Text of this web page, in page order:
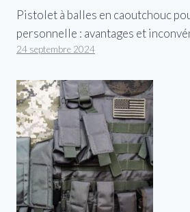
Pistolet à balles en caoutchouc
personnelle : avantages et
24 septembre 2024